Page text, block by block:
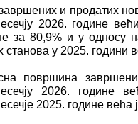
и продатих
2026. године
за 80,9% и у односу
станова у 2025. години
површина
2026. године
2025. године већа